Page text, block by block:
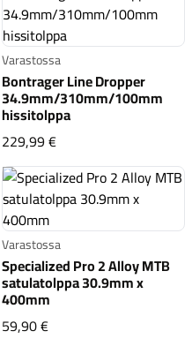
362mm/31.6 mm/100mm
Varastossa
Bontrager Line Dropper
34.9mm/310mm/100mm
hissitolppa
229,99 €Bontrager Line
31.6mm/305mm/100mm
Varastossa
Specialized Pro 2 Alloy MTB
satulatolppa 30.9mm x
400mm
59,90 €Specialized Pro 2